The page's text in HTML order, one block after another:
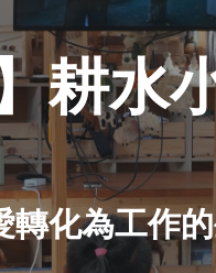
耕水
化為工作